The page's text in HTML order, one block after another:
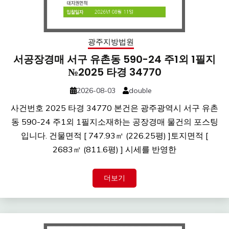
광주지방법원
서공장경매 서구 유촌동 590-24 주1외 1필지
№2025 타경 34770
2026-08-03 double
사건번호 2025 타경 34770 본건은 광주광역시 서구 유촌
동 590-24 주1외 1필지소재하는 공장경매 물건의 포스팅
입니다. 건물면적 [ 747.93㎡ (226.25평) ]토지면적 [
2683㎡ (811.6평) ] 시세를 반영한
더보기